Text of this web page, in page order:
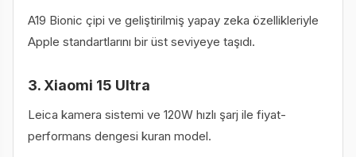
A19 Bionic çipi ve geliştirilmiş yapay zeka özellikleriyle
Apple standartlarını bir üst seviyeye taşıdı.
3. Xiaomi 15 Ultra
Leica kamera sistemi ve 120W hızlı şarj ile fiyat-
performans dengesi kuran model.